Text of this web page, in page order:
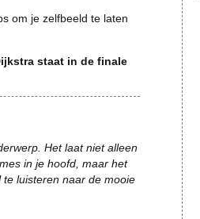
om je zelfbeeld te laten
staat in de finale
Het laat niet alleen
in je hoofd, maar het
luisteren naar de mooie